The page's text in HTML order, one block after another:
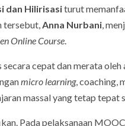
dan Hilirisasiturut
tersebut, Anna Nurbani ,
Online Course
cepat dan merata oleh
micro learning, coaching,
massal yang tetap tepat
Pada pelaksanaan